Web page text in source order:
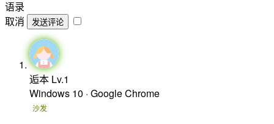
语录
取消
发送评论
逅本 Lv.1
Windows 10 · Google Chrome
沙发